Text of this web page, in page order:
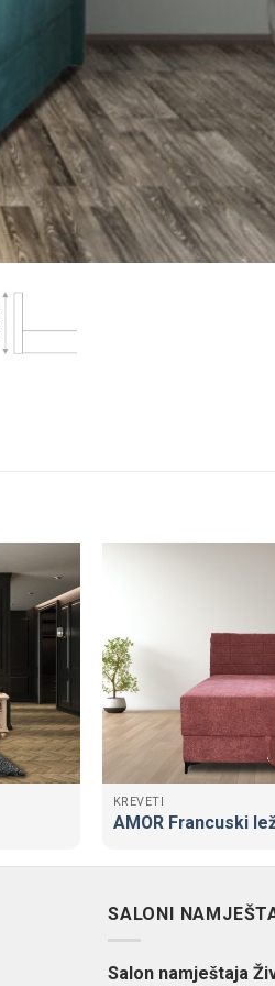
KREVETI
AMOR Francuski
SALONI
Salon namještaja